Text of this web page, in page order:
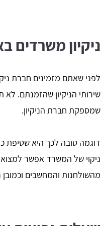
ניקיון משרדים
לפני שאתם מזמינים חברת
שירותי הניקיון שהזמנתם.
שמספקת חברת הניקיון.
דוגמה טובה לכך היא שטיפת
ניקוי של המשרד אפשר
מהשולחנות והמחשבים וכמובן